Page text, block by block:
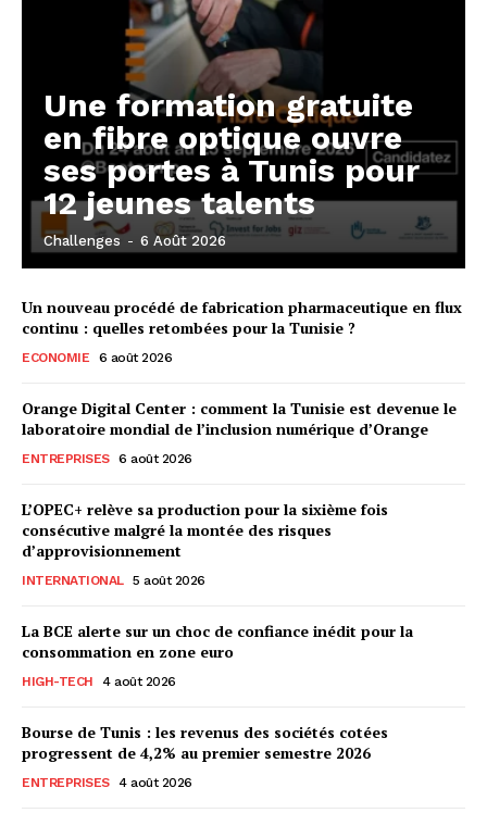
Une formation gratuite
en fibre optique ouvre
ses portes à Tunis pour
12 jeunes talents
Challenges - 6 Août 2026
Un nouveau procédé de fabrication pharmaceutique en flux
continu : quelles retombées pour la Tunisie ?
ECONOMIE 6 août 2026
Orange Digital Center : comment la Tunisie est devenue le
laboratoire mondial de l’inclusion numérique d’Orange
ENTREPRISES 6 août 2026
L’OPEC+ relève sa production pour la sixième fois
consécutive malgré la montée des risques
d’approvisionnement
INTERNATIONAL 5 août 2026
La BCE alerte sur un choc de confiance inédit pour la
consommation en zone euro
HIGH-TECH 4 août 2026
Bourse de Tunis : les revenus des sociétés cotées
progressent de 4,2% au premier semestre 2026
ENTREPRISES 4 août 2026